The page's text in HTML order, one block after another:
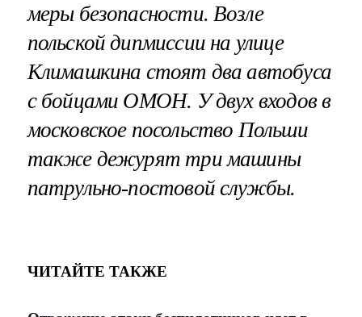
меры безопасности. Возле
польской дипмиссии на улице
Климашкина стоят два автобуса
с бойцами ОМОН. У двух входов в
московское посольство Польши
также дежурят три машины
патрульно-постовой службы.
ЧИТАЙТЕ ТАКЖЕ